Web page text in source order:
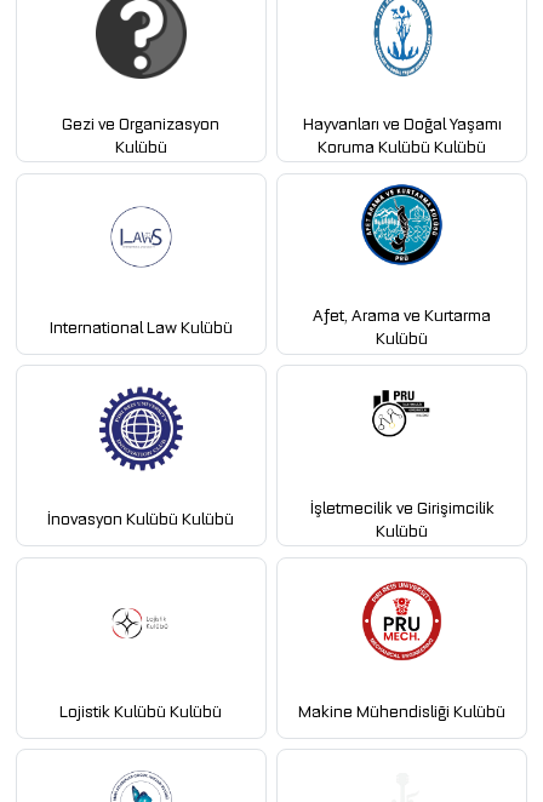
Gezi ve Organizasyon
Kulübü
Hayvanları ve Doğal Yaşamı
Koruma Kulübü Kulübü
International Law Kulübü
Afet, Arama ve Kurtarma
Kulübü
İnovasyon Kulübü Kulübü
İşletmecilik ve Girişimcilik
Kulübü
Lojistik Kulübü Kulübü Makine Mühendisliği Kulübü